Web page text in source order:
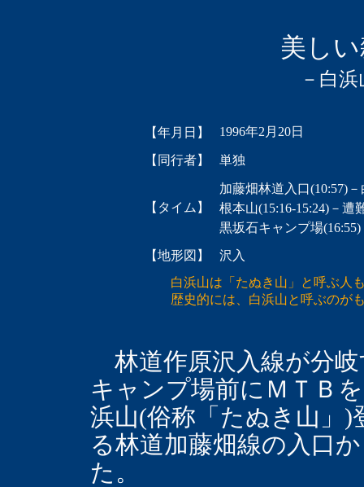
美し
－白
【年月日】 1996年2月20日
【同行者】 単独
【タイム】
加藤畑林道入口(10:57)－
根本山(15:16-15:24)－遭
黒坂石キャンプ場
【地形図】
沢入
白浜山は「たぬき山」と呼ぶ人も
歴史的には、白浜山と呼ぶのがも
林道作原沢入線が分
キャンプ場前にＭＴＢ
浜山(俗称「たぬき山」)
る林道加藤畑線の入口
た。